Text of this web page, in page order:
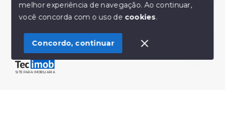
Olá! Estamos disponíveis para te ajudar.
Youtube
© Copyright 2026 - Sérgio Silveira Imóveis - Todos os
direitos reservados
SITE PARA IMOBILIARIA
melhor experiência de navegação.Ao continuar,
você concorda com o uso de cookies.
Concordo, continuar